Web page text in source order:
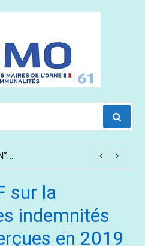
Lettre d’information N°62 – Mai /Juin 2026
sur la
indemnités
en 2019